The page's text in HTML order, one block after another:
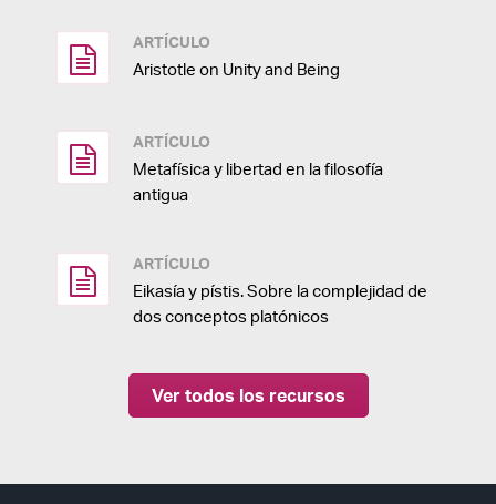
ARTÍCULO
Aristotle on Unity and Being
ARTÍCULO
Metafísica y libertad en la filosofía
antigua
ARTÍCULO
Eikasía y pístis. Sobre la complejidad de
dos conceptos platónicos
Ver todos los recursos